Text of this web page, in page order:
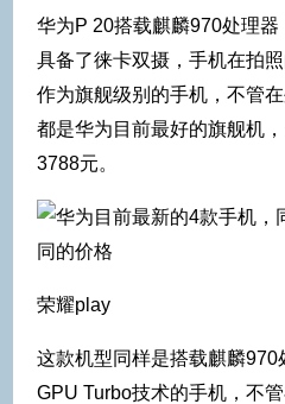
华为P 20搭载麒麟970处理
具备了徕卡双摄，手机在拍
作为旗舰级别的手机，不管
都是华为目前最好的旗舰机
3788元。
荣耀play
这款机型同样是搭载麒麟970
GPU Turbo技术的手机，不